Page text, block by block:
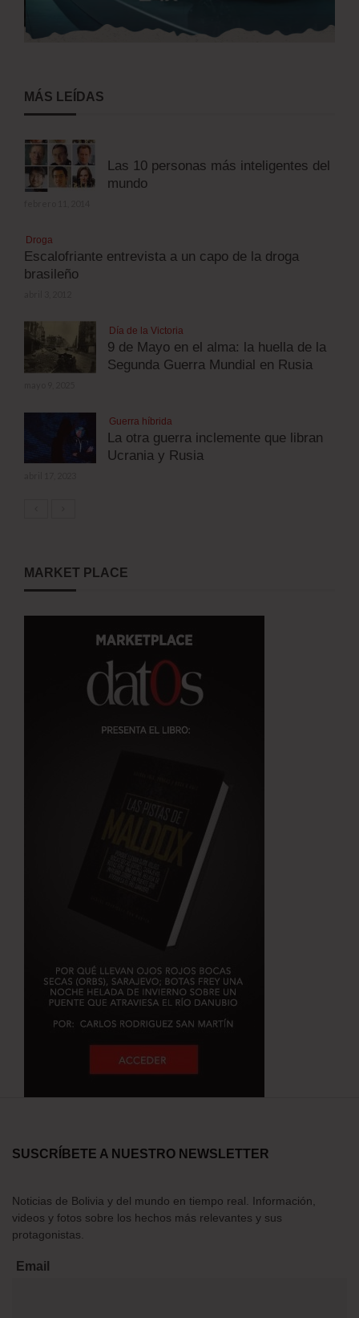
MÁS LEÍDAS
Las 10 personas más inteligentes del
mundo
Droga
Escalofriante entrevista a un capo de la droga
brasileño
Día de la Victoria
9 de Mayo en el alma: la huella de la
Segunda Guerra Mundial en Rusia
Guerra híbrida
La otra guerra inclemente que libran
Ucrania y Rusia
MARKET PLACE
SUSCRÍBETE A NUESTRO NEWSLETTER
Noticias de Bolivia y del mundo en tiempo real. Información,
videos y fotos sobre los hechos más relevantes y sus
protagonistas.
Email